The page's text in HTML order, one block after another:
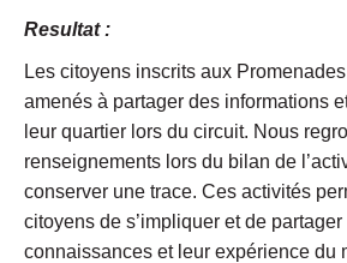
Resultat :
Les citoyens inscrits aux
amenés à partager des informations
leur quartier lors du circuit. Nous
renseignements lors du bilan de
conserver une trace. Ces activités
citoyens de s’impliquer et de
connaissances et leur expérience du